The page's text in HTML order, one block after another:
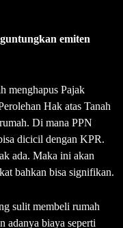
emiten
menghapus Pajak
Hak atas Tanah
Di mana PPN
dicicil dengan KPR.
ada. Maka ini akan
bahkan bisa signifikan.
sulit membeli rumah
adanya biaya seperti